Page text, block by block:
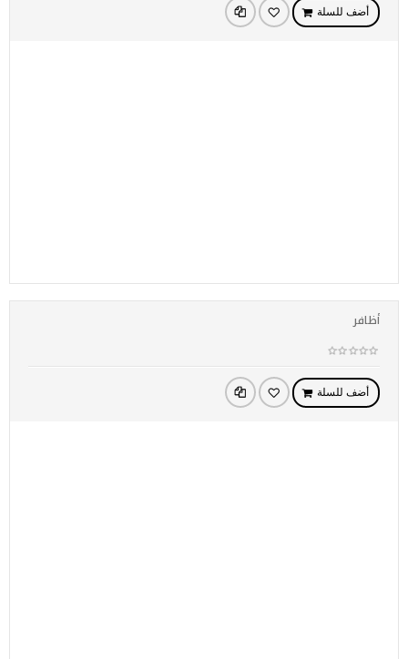
أضف للسلة
أظافر
أضف للسلة